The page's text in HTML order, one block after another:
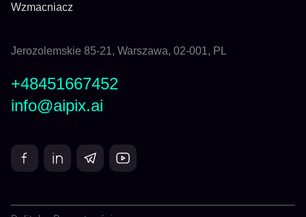
Wzmacniacz
Jerozolemskie 85-21, Warszawa, 02-001, PL
+48451667452
info@aipix.ai